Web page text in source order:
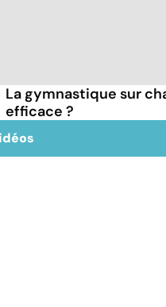
La gymnastique sur
efficace ?